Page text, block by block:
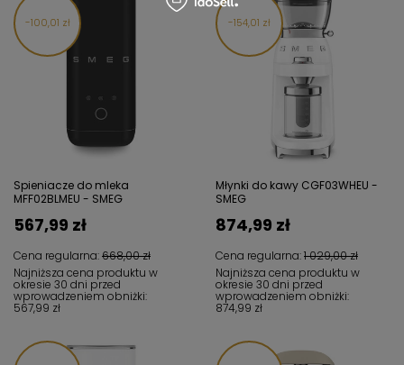
100,01 zł
Spieniacze do mleka
MFF02BLMEU - SMEG
Cena regularna:668,00 zł
567,99 zł
Najniższa cena produktu w
okresie 30 dni przed
wprowadzeniem obniżki:
567,99 zł
154,01 zł
Młynki do kawy CGF03WHEU -
SMEG
Cena regularna:1 029,00 zł
874,99 zł
Najniższa cena produktu w
okresie 30 dni przed
wprowadzeniem obniżki:
874,99 zł